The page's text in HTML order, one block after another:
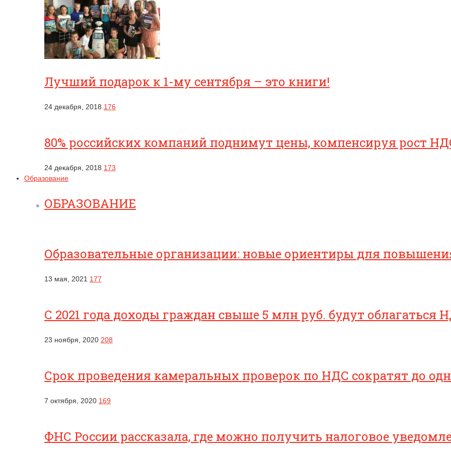
Лучший подарок к 1-му сентября – это книги!
24 декабря, 2018 176
80% российских компаний поднимут цены, компенсируя рост
24 декабря, 2018 173
Образование
ОБРАЗОВАНИЕ
Образовательные организации: новые ориентиры для
13 мая, 2021 177
С 2021 года доходы граждан свыше 5 млн руб. будут облагаться
23 ноября, 2020 208
Срок проведения камеральных проверок по НДС сократят до
7 октября, 2020 169
ФНС России рассказала, где можно получить налоговое